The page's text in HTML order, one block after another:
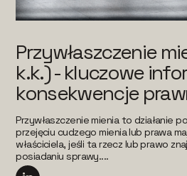
Przywłaszczenie
k.k.) - kluczowe
konsekwencje
Przywłaszczenie mienia to działanie
przejęciu cudzego mienia lub prawa
właściciela, jeśli ta rzecz lub prawo
posiadaniu sprawy....